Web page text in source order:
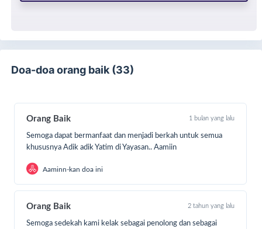
Doa-doa orang baik (33)
Orang Baik 1 bulan yang lalu
Semoga dapat bermanfaat dan menjadi berkah untuk semua
khususnya Adik adik Yatim di Yayasan.. Aamiin
Aaminn-kan doa ini
Orang Baik 2 tahun yang lalu
Semoga sedekah kami kelak sebagai penolong dan sebagai